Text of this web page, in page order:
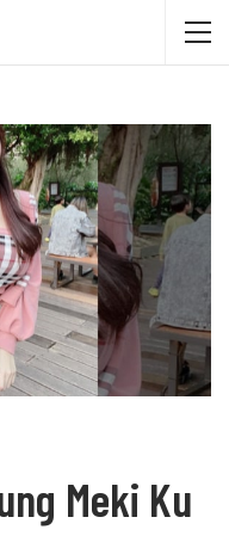
Meki Ku